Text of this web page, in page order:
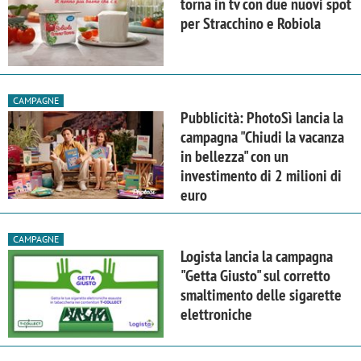
per Stracchino e Robiola
CAMPAGNE
Pubblicità: PhotoSì lancia la
campagna "Chiudi la vacanza
in bellezza" con un
investimento di 2 milioni di
euro
CAMPAGNE
Logista lancia la campagna
"Getta Giusto" sul corretto
smaltimento delle sigarette
elettroniche